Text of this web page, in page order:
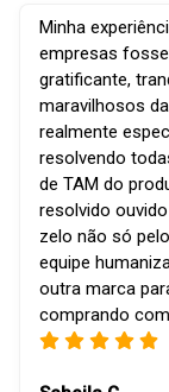
Minha
empresas
gratificante,
maravilhosos
realmente
resolvendo
de TAM do
resolvido
zelo não só
equipe
outra marca
comprando